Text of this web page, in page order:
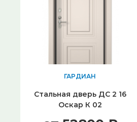
ГАРДИАН
Стальная дверь ДС 2 16
Оскар К 02